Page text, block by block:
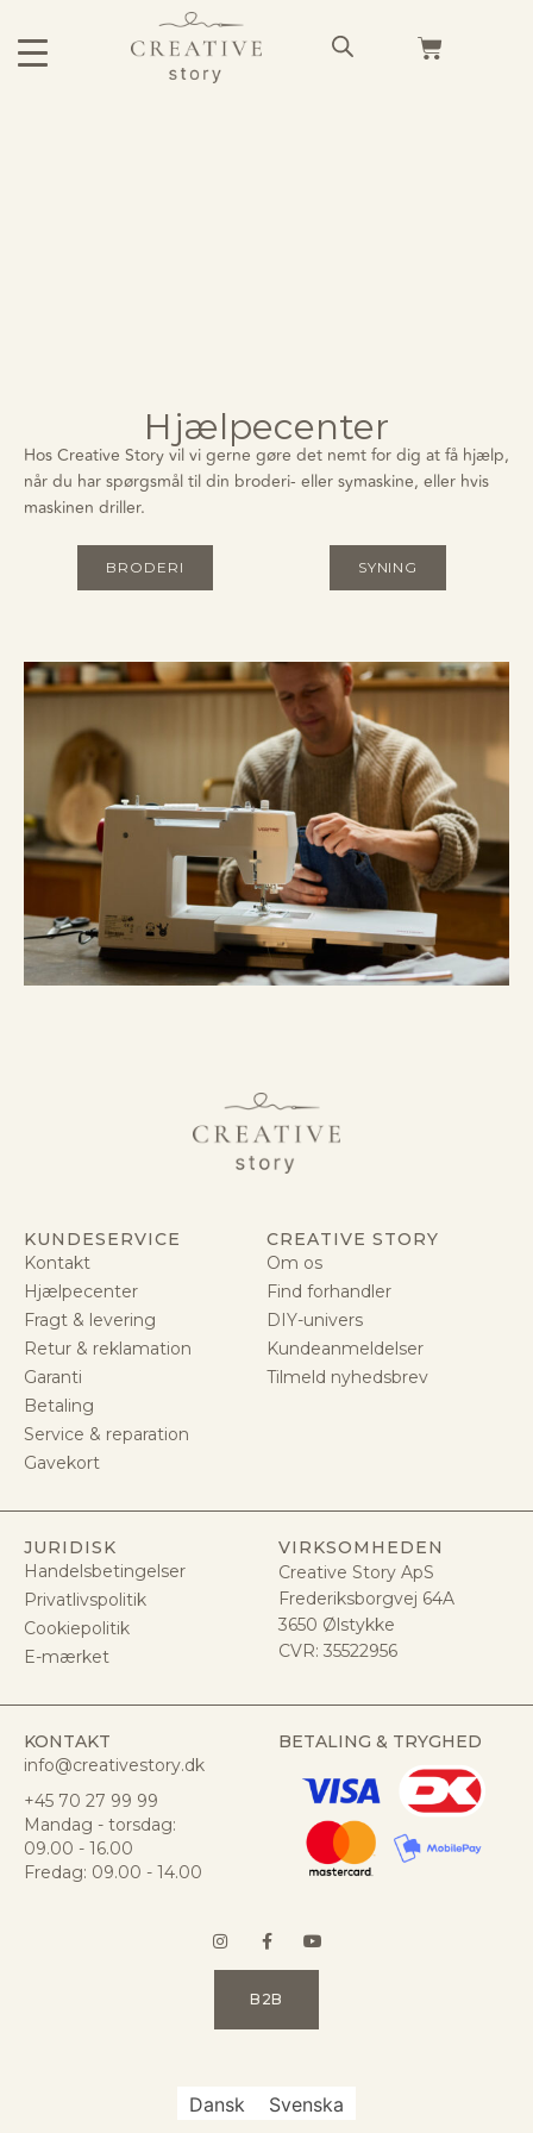
BRODERI SYNING
Hjælpecenter
HosCreative Story vil vi gerne gøre det nemt for dig at få hjælp,
når du har spørgsmål til din broderi- eller symaskine, eller hvis
maskinen driller.
KUNDESERVICE
Kontakt
Hjælpecenter
Fragt & levering
Retur & reklamation
Garanti
Betaling
Service & reparation
Gavekort
CREATIVE STORY
Om os
Find forhandler
DIY-univers
Kundeanmeldelser
Tilmeld nyhedsbrev
JURIDISK
Handelsbetingelser
Privatlivspolitik
Cookiepolitik
E-mærket
VIRKSOMHEDEN
Creative Story ApS
Frederiksborgvej 64A
3650 Ølstykke
CVR: 35522956
KONTAKT
info@creativestory.dk
+45 70 27 99 99
Mandag - torsdag:
09.00 - 16.00
Fredag: 09.00 - 14.00
BETALING & TRYGHED
B2B
Dansk Svenska